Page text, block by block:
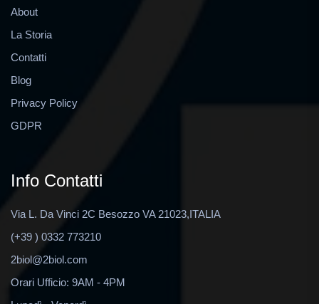
About
La Storia
Contatti
Blog
Privacy Policy
GDPR
Info Contatti
Via L. Da Vinci 2C Besozzo VA 21023,ITALIA
(+39 ) 0332 773210
2biol@2biol.com
Orari Ufficio: 9AM - 4PM